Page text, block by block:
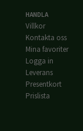
HANDLA
Villkor
Kontakta oss
Mina favoriter
Logga in
Leverans
Presentkort
Prislista